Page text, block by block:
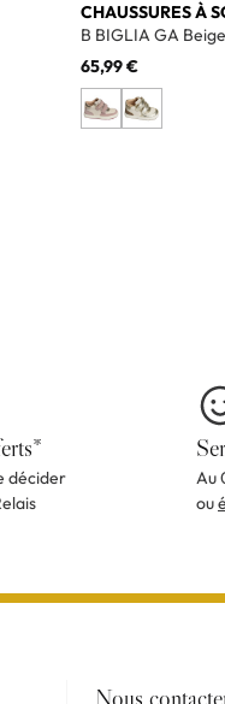
CHAUSSURES À
B BIGLIA GA
65,99 €
décider
Au
ou